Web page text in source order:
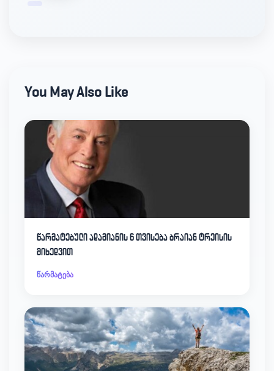
You May Also Like
წარმატებული ადამიანის 6 თვისება ბრაიან ტრეისის
მიხედვით
წარმატება